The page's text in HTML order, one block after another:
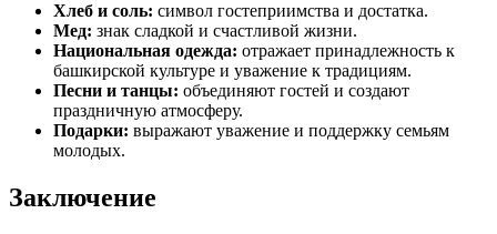
Хлеб и соль: символ гостеприимства и достатка.
Мед: знак сладкой и счастливой жизни.
Национальная одежда: отражает принадлежность к
башкирской культуре и уважение к традициям.
Песни и танцы: объединяют гостей и создают
праздничную атмосферу.
Подарки: выражают уважение и поддержку семьям
молодых.
Заключение